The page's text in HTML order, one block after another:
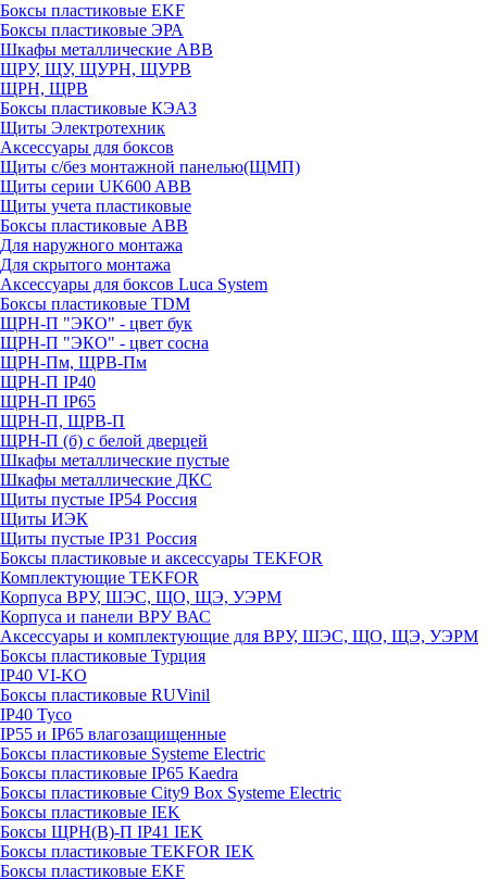
Боксы пластиковые EKF
Боксы пластиковые ЭРА
Шкафы металлические ABB
ЩРУ, ЩУ, ЩУРН, ЩУРВ
ЩРН, ЩРВ
Боксы пластиковые КЭАЗ
Щиты Электротехник
Аксессуары для боксов
Щиты с/без монтажной панелью(ЩМП)
Щиты серии UK600 ABB
Щиты учета пластиковые
Боксы пластиковые ABB
Для наружного монтажа
Для скрытого монтажа
Аксессуары для боксов Luca System
Боксы пластиковые TDM
ЩРН-П "ЭКО" - цвет бук
ЩРН-П "ЭКО" - цвет сосна
ЩРН-Пм, ЩРВ-Пм
ЩРН-П IP40
ЩРН-П IP65
ЩРН-П, ЩРВ-П
ЩРН-П (б) с белой дверцей
Шкафы металлические пустые
Шкафы металлические ДКС
Щиты пустые IP54 Россия
Щиты ИЭК
Щиты пустые IP31 Россия
Боксы пластиковые и аксессуары TEKFOR
Комплектующие TEKFOR
Корпуса ВРУ, ШЭС, ЩО, ЩЭ, УЭРМ
Корпуса и панели ВРУ ВАС
Аксессуары и комплектующие для ВРУ, ШЭС, ЩО, ЩЭ, УЭРМ
Боксы пластиковые Турция
IP40 VI-KO
Боксы пластиковые RUVinil
IP40 Тусо
IP55 и IP65 влагозащищенные
Боксы пластиковые Systeme Electric
Боксы пластиковые IP65 Kaedra
Боксы пластиковые City9 Box Systeme Electric
Боксы пластиковые IEK
Боксы ЩРН(В)-П IP41 IEK
Боксы пластиковые TEKFOR IEK
Боксы пластиковые EKF